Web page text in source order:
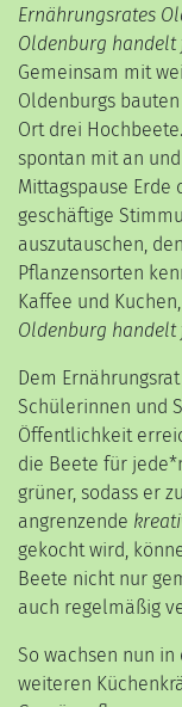
Ernährungsrates
Oldenburg handelt
Gemeinsam mit
Oldenburgs
Ort drei
spontan mit an
Mittagspause Erde
geschäftige
auszutauschen,
Pflanzensorten
Kaffee und
Oldenburg handelt
Dem
Schülerinnen und
Öffentlichkeit
die Beete für
grüner, sodass er
angrenzende
gekocht wird,
Beete nicht nur
auch regelmäßig
So wachsen nun
weiteren